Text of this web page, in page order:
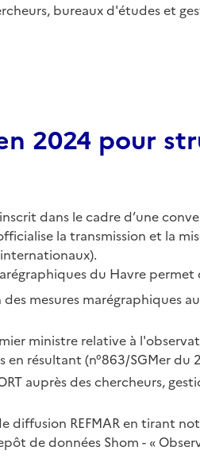
bureaux d'études et
2024 pour
dans le cadre d’une
la transmission et la
du Havre permet
mesures marégraphiques
ministre relative à
résultant (n°863/SGMer du
auprès des chercheurs,
diffusion REFMAR en tirant
de données Shom - «